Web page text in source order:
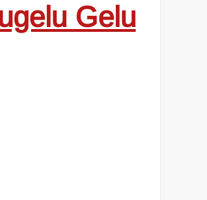
Gelu